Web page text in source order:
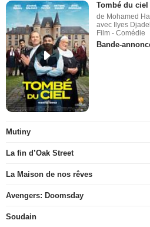
Tombé du ciel
de Mohamed
avec Ilyes
Film - Comédie
Bande-
Mutiny
La fin d’Oak Street
La Maison de nos rêves
Avengers: Doomsday
Soudain